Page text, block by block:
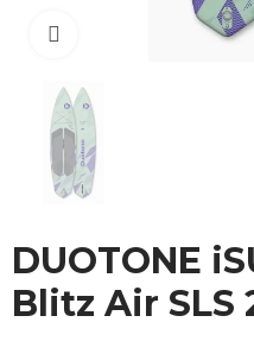
Cliquez pour agrandir
DUOTONE
Blitz Air SLS